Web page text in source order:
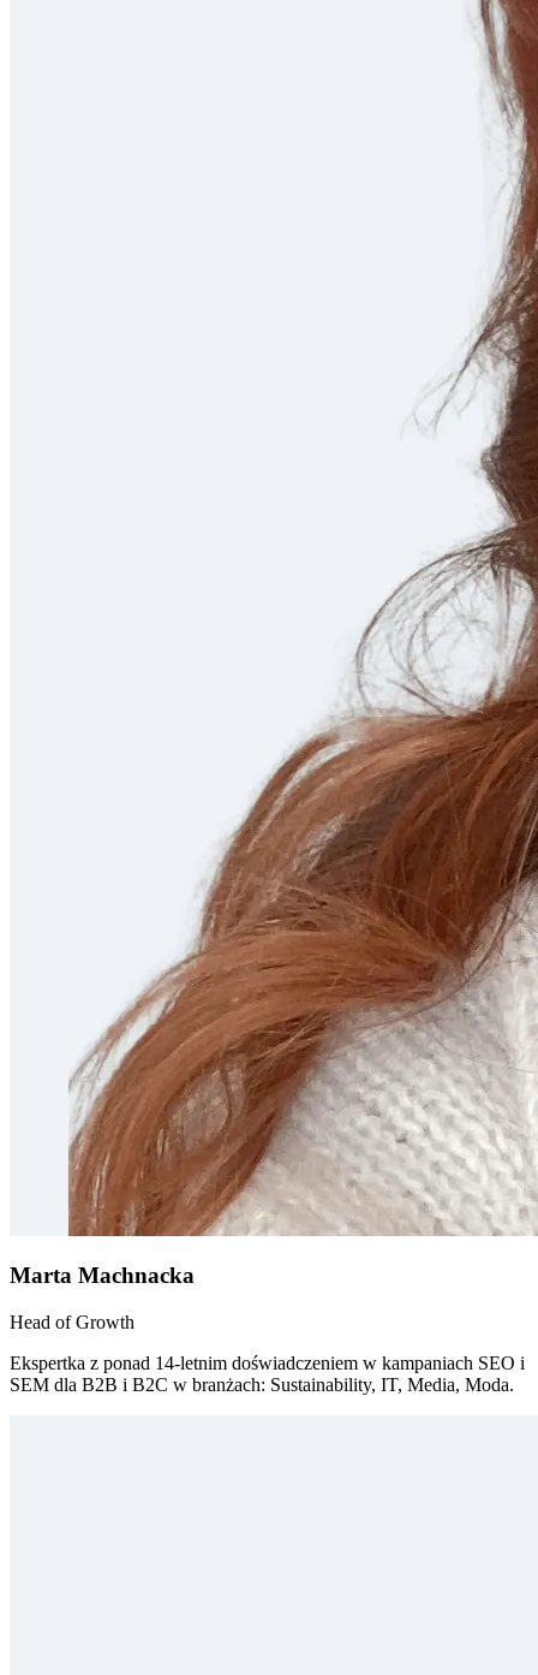
Marta Machnacka
Head of Growth
Ekspertka z ponad 14-letnim doświadczeniem w kampaniach SEO i
SEM dla B2B i B2C w branżach: Sustainability, IT, Media, Moda.